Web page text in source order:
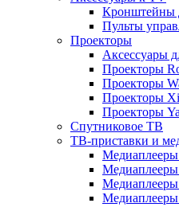
Кронштейны
Пульты
Проекторы
Аксессуары
Проекторы
Проекторы
Проекторы
Проекторы
Спутниковое ТВ
ТВ-приставки и
Медиаплееры
Медиаплееры